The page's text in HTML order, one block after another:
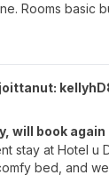
Rooms basic
a little
will book again
stay at Hotel u
bed, and